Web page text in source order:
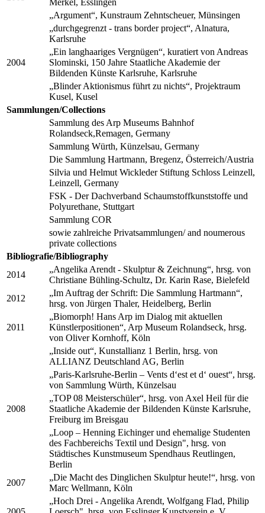
„Argument“, Kunstraum Zehntscheuer, Münsingen
„durchgegrenzt - trans border project“, Alnatura,
Karlsruhe
2004
„Ein langhaariges Vergnügen“, kuratiert von Andreas
Slominski, 150 Jahre Staatliche Akademie der
Bildenden Künste Karlsruhe, Karlsruhe
„Blinder Aktionismus führt zu nichts“, Projektraum
Kusel, Kusel
Sammlungen/Collections
Sammlung des Arp Museums Bahnhof
Rolandseck,Remagen, Germany
Sammlung Würth, Künzelsau, Germany
Die Sammlung Hartmann, Bregenz, Österreich/Austria
Silvia und Helmut Wickleder Stiftung Schloss Leinzell,
Leinzell, Germany
FSK - Der Dachverband Schaumstoffkunststoffe und
Polyurethane, Stuttgart
Sammlung COR
sowie zahlreiche Privatsammlungen/ and noumerous
private collections
Bibliografie/Bibliography
2014
„Angelika Arendt - Skulptur & Zeichnung“, hrsg. von
Christiane Bühling-Schultz, Dr. Karin Rase, Bielefeld
2012
„Im Auftrag der Schrift: Die Sammlung Hartmann“,
hrsg. von Jürgen Thaler, Heidelberg, Berlin
2011
„Biomorph! Hans Arp im Dialog mit aktuellen
Künstlerpositionen“, Arp Museum Rolandseck, hrsg.
von Oliver Kornhoff, Köln
„Inside out“, Kunstallianz 1 Berlin, hrsg. von
ALLIANZ Deutschland AG, Berlin
„Paris-Karlsruhe-Berlin – Vents d‘est et d‘ ouest“, hrsg.
von Sammlung Würth, Künzelsau
2008
„TOP 08 Meisterschüler“, hrsg. von Axel Heil für die
Staatliche Akademie der Bildenden Künste Karlsruhe,
Freiburg im Breisgau
„Loop – Henning Eichinger und ehemalige Studenten
des Fachbereichs Textil und Design", hrsg. von
Städtisches Kunstmuseum Spendhaus Reutlingen,
Berlin
2007
„Die Macht des Dinglichen Skulptur heute!“, hrsg. von
Marc Wellmann, Köln
„Hoch Drei - Angelika Arendt, Wolfgang Flad, Philip